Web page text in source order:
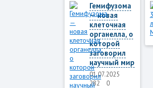
Гемифузома
— новая
клеточная
органелла, о
которой
заговорил
научный мир
01.07.2025
282
0